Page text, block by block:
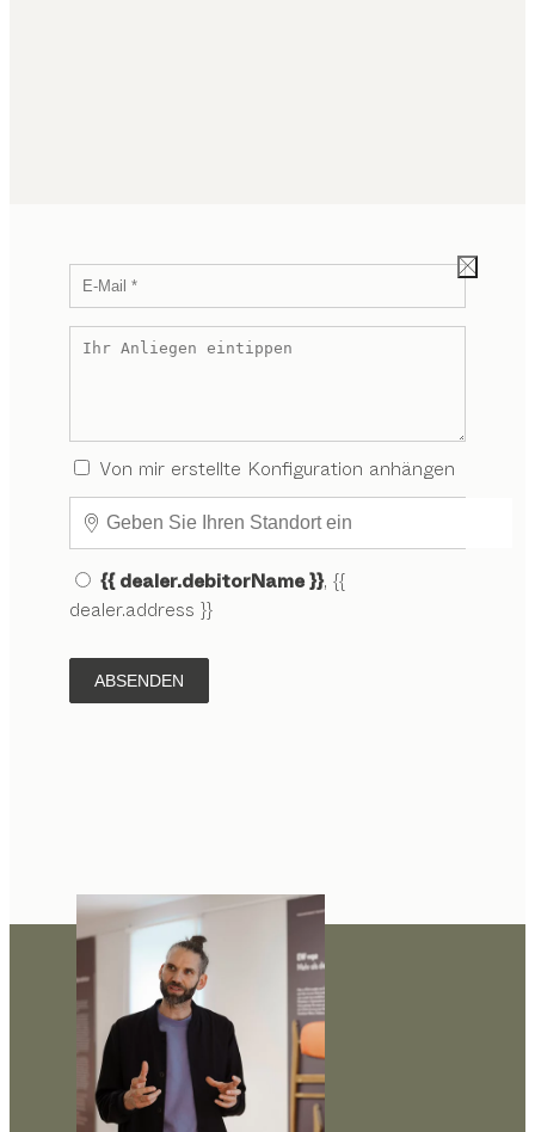
Von mir erstellte Konfiguration anhängen
{{ dealer.debitorName }}, {{
dealer.address }}
ABSENDEN